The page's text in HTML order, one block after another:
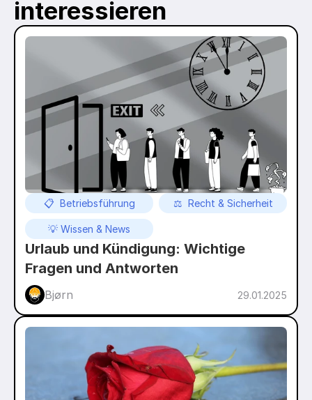
interessieren
📋  Betriebsführung ⚖️  Recht & Sicherheit
💡 Wissen & News
Urlaub und Kündigung: Wichtige
Fragen und Antworten
Bjørn 29.01.2025